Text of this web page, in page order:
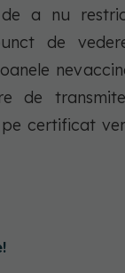
a nu
de
de
certificat